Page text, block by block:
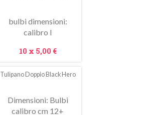
bulbi dimensioni:
calibro I
Prezzo
10 x 5,00 €
Tulipano Doppio Black Hero
Dimensioni: Bulbi
calibro cm 12+